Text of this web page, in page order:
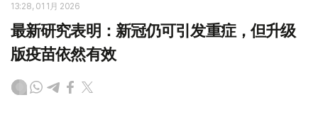
13:28, 01 1月 2026
最新研究表明：新冠仍可引发重症，但升级
版疫苗依然有效